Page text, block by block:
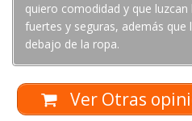
quiero comodidad y que luzcan
fuertes y seguras, además que
debajo de la ropa.
Ver Otras